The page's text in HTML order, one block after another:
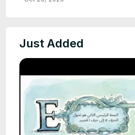
Just Added